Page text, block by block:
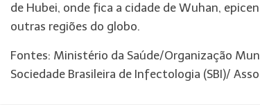
de Hubei, onde fica a cidade de Wuhan,
outras regiões do globo.
Fontes: Ministério da Saúde/Organização
Sociedade Brasileira de Infectologia (SBI)/